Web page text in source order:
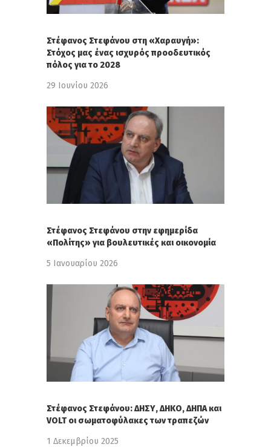
Στέφανος Στεφάνου στη «Χαραυγή»:
Στόχος μας ένας ισχυρός προοδευτικός
πόλος για το 2028
29 Ιουνίου 2026
Στέφανος Στεφάνου στην εφημερίδα
«Πολίτης» για βουλευτικές και οικονομία
5 Ιανουαρίου 2026
Στέφανος Στεφάνου: ΔΗΣΥ, ΔΗΚΟ, ΔΗΠΑ και
VOLT οι σωματοφύλακες των τραπεζών
1 Δεκεμβρίου 2025